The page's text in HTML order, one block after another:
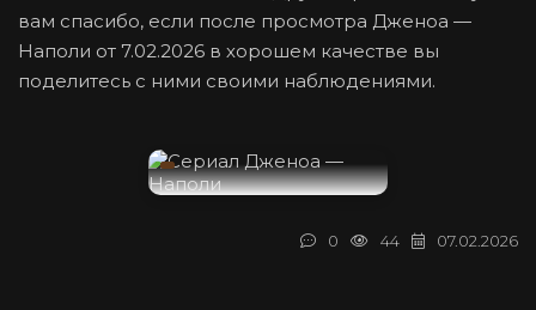
вам спасибо, если после просмотра Дженоа —
Наполи от 7.02.2026 в хорошем качестве вы
поделитесь с ними своими наблюдениями.
07.02.2026
44
0